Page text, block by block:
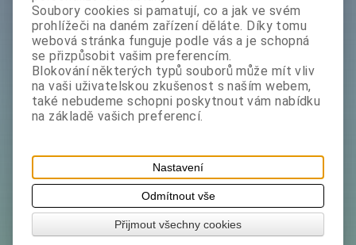
Odšťavňovač na citrus-grep pr. 11cm
UH velký VM
2022750
Lis na grep - kvalitní potravinářský plast. Výroba
ČR. Barevné provedení dle skladových možností.
Barva : zelená , žlutá, oranžová …
bez DPH: 69,90 Kč
Soubory cookies si pamatují, co a jak ve svém
prohlížeči na daném zařízení děláte. Díky tomu
webová stránka funguje podle vás a je schopná
se přizpůsobit vašim preferencím.
Blokování některých typů souborů může mít vliv
na vaši uživatelskou zkušenost s naším webem,
také nebudeme schopni poskytnout vám nabídku
na základě vašich preferencí.
Nastavení
Odmítnout vše
Přijmout všechny cookies